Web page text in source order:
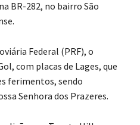
BR-282, no bairro São
Federal (PRF), o
com placas de Lages, que
ferimentos, sendo
Senhora dos Prazeres.